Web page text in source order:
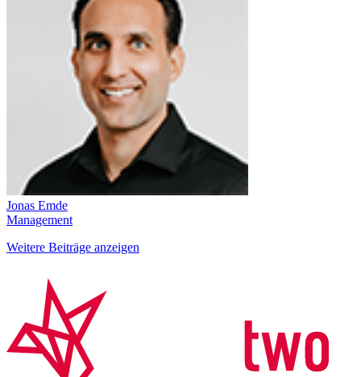
Jonas Emde
Management
Weitere Beiträge anzeigen